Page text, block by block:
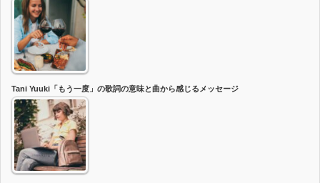
Tani Yuuki「もう一度」の歌詞の意味と曲から感じるメッセージ